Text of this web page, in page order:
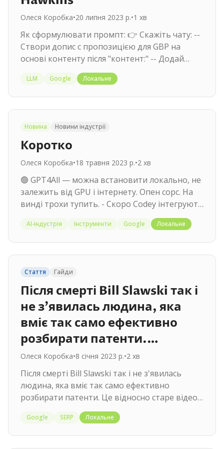
Олеся Коробка•20 липня 2023 р.•1 хв
Як сформулювати промпт: 👉 Скажіть чату: --
Створи допис с пропозицією для GBP на
основі контенту після "контент:" -- Додай
назву, використовуй емодзі,…
LLM Google Локальне
Новина Новини індустрії
Коротко
Олеся Коробка•18 травня 2023 р.•2 хв
🟢 GPT4All — можна встановити локально, не
залежить від GPU і інтернету. Опен сорс. На
винді трохи тупить. - Скоро Codey інтегрують
AI-індустрія Інструменти Google Локальне
Стаття Гайди
Після смерті Bill Slawski так і
не з'явилась людина, яка
вміє так само ефективно
розбирати патенти.…
Олеся Коробка•8 січня 2023 р.•2 хв
Після смерті Bill Slawski так і не з'явилась
людина, яка вміє так само ефективно
розбирати патенти. Це відносно старе відео,
але в ньому Bill дуже детально…
Google SERP Локальне